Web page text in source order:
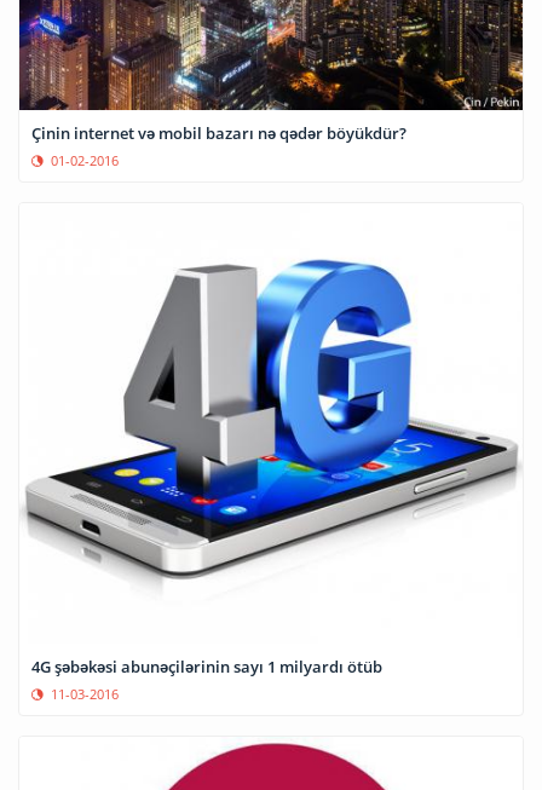
Çinin internet və mobil bazarı nə qədər böyükdür?
01-02-2016
4G şəbəkəsi abunəçilərinin sayı 1 milyardı ötüb
11-03-2016